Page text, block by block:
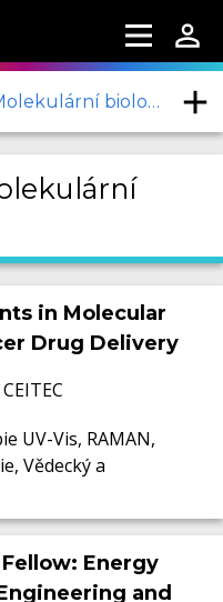
Molekulární biologie
in Molecular
Drug Delivery
CEITEC
UV-Vis, RAMAN,
Vědecký a
Energy
and